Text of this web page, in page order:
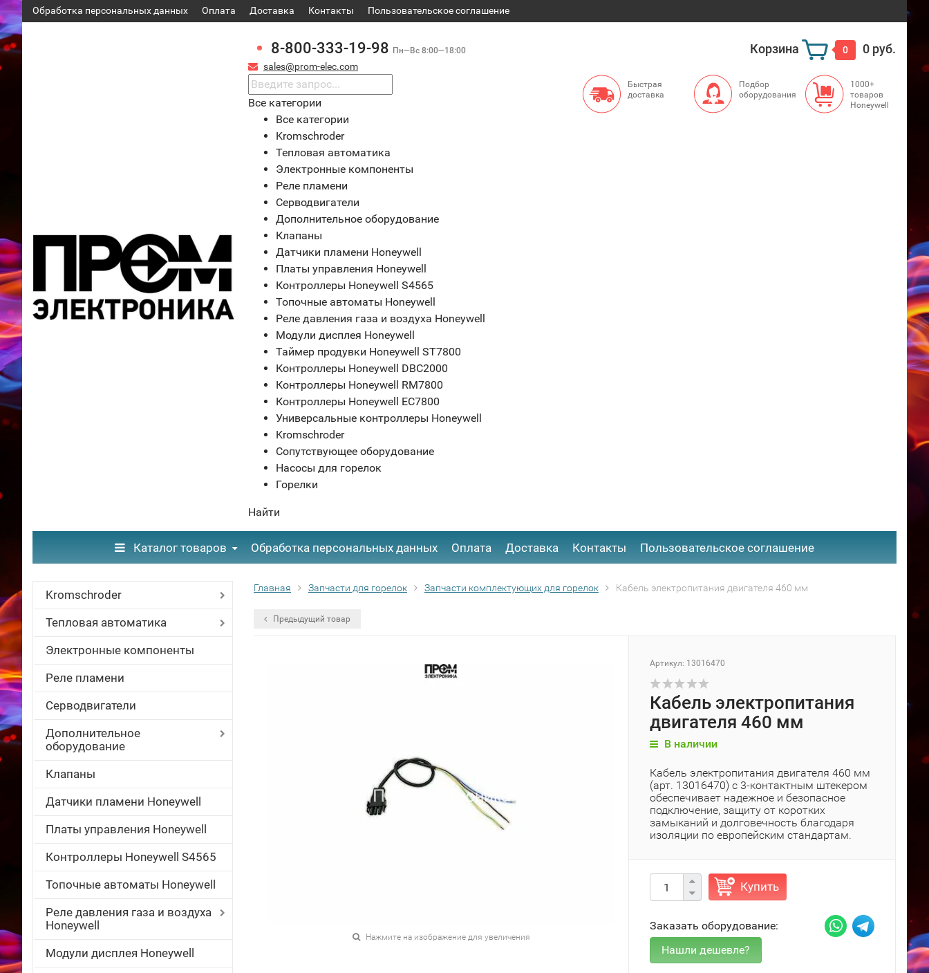
Обработка персональных данных Оплата Доставка Контакты ​Пользовательское соглашение
8-800-333-19-98 Пн—Вс 8:00—18:00
sales@prom-elec.com
Корзина 0 0 руб.
Все категории
Все категории
Kromschroder
Тепловая автоматика
Электронные компоненты
Реле пламени
Серводвигатели
Дополнительное оборудование
Клапаны
Датчики пламени Honeywell
Платы управления Honeywell
Контроллеры Honeywell S4565
Топочные автоматы Honeywell
Реле давления газа и воздуха Honeywell
Модули дисплея Honeywell
Таймер продувки Honeywell ST7800
Контроллеры Honeywell DBC2000
Контроллеры Honeywell RM7800
Контроллеры Honeywell EC7800
Универсальные контроллеры Honeywell
Kromschroder
Сопутствующее оборудование
Насосы для горелок
Горелки
Найти
Быстрая
доставка
Подбор
оборудования
1000+
товаров
Honeywell
Каталог товаров Обработка персональных данных Оплата Доставка Контакты ​Пользовательское соглашение
Kromschroder
Тепловая автоматика
Электронные компоненты
Реле пламени
Серводвигатели
Дополнительное
оборудование
Клапаны
Датчики пламени Honeywell
Платы управления Honeywell
Контроллеры Honeywell S4565
Топочные автоматы Honeywell
Реле давления газа и воздуха
Honeywell
Модули дисплея Honeywell
Главная Запчасти для горелок Запчасти комплектующих для горелок Кабель электропитания двигателя 460 мм
Предыдущий товар
Нажмите на изображение для увеличения
Артикул: 13016470
Кабель электропитания
двигателя 460 мм
В наличии
Кабель электропитания двигателя 460 мм
(арт. 13016470) с 3-контактным штекером
обеспечивает надежное и безопасное
подключение, защиту от коротких
замыканий и долговечность благодаря
изоляции по европейским стандартам.
Купить
Заказать оборудование: